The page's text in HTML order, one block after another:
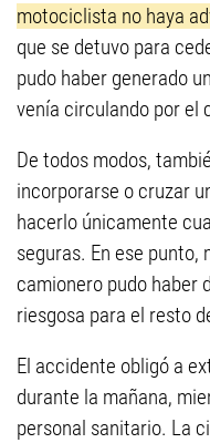
motociclista no haya
que se detuvo para
pudo haber generado
venía circulando por el
De todos modos,
incorporarse o cruzar
hacerlo únicamente
seguras. En ese punto,
camionero pudo haber
riesgosa para el resto
El accidente obligó a
durante la mañana,
personal sanitario. La